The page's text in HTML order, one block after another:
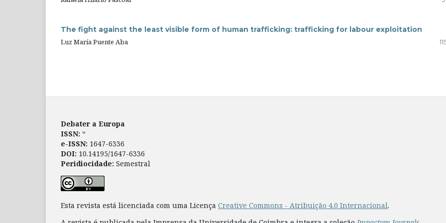
The fight against the least visible form of human trafficking: trafficking for labour exploitation
Luz María Puente Aba
Debater a Europa
ISSN: “
e-ISSN: 1647-6336
DOI: 10.14195/1647-6336
Peridiocidade: Semestral
Esta revista está licenciada com uma Licença Creative Commons - Atribuição 4.0 Internacional.